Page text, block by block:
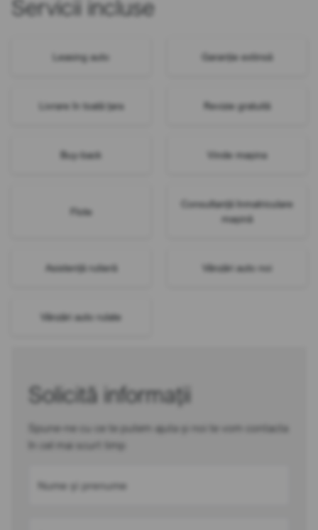
Servicii incluse
Leasing auto Garanție extinsă
Livrare în toată țara Revizie gratuită
Buy-back Vinde mașina
Flote
Consultanță înmatriculare
mașină
Asistență rutieră Vânzări auto noi
Vânzări auto rulate
Solicită informații
Spune-ne cu ce te putem ajuta și noi te vom contacta
în cel mai scurt timp
Nume și prenume